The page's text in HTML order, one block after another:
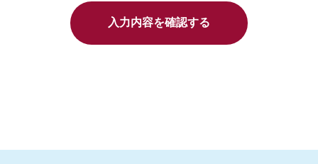
入力内容を確認する